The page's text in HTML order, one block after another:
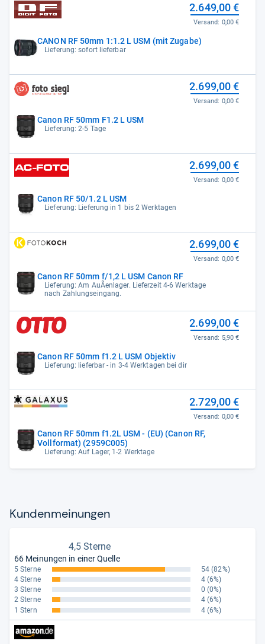
CANON RF 50mm 1:1.2 L USM (mit Zugabe)
Lieferung: sofort lieferbar
2.649,00 €
Versand: 0,00 €
Canon RF 50mm F1.2 L USM
Lieferung: 2-5 Tage
2.699,00 €
Versand: 0,00 €
Canon RF 50/1.2 L USM
Lieferung: Lieferung in 1 bis 2 Werktagen
2.699,00 €
Versand: 0,00 €
Canon RF 50mm f/1,2 L USM Canon RF
Lieferung: Am AuÃenlager. Lieferzeit 4-6 Werktage
nach Zahlungseingang.
2.699,00 €
Versand: 0,00 €
Canon RF 50mm f1.2 L USM Objektiv
Lieferung: lieferbar - in 3-4 Werktagen bei dir
2.699,00 €
Versand: 5,90 €
Canon RF 50mm f1.2L USM - (EU) (Canon RF,
Vollformat) (2959C005)
Lieferung: Auf Lager, 1-2 Werktage
2.729,00 €
Versand: 0,00 €
Kun­den­mei­nun­gen
4,5 Sterne
66 Meinungen in einer Quelle
5 Sterne 54 (82%)
4 Sterne
4 (6%)
3 Sterne
0 (0%)
2 Sterne
4 (6%)
1 Stern
4 (6%)